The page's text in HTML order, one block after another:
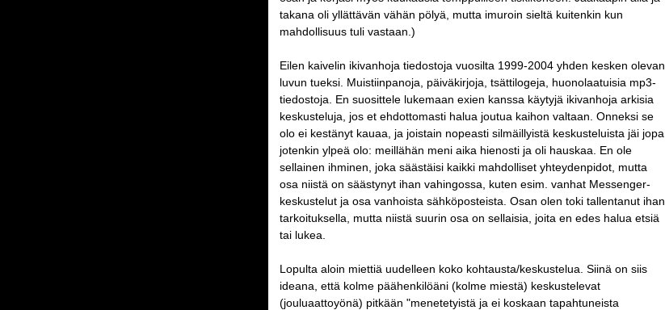
takana oli yllättävän vähän pölyä, mutta imuroin sieltä kuitenkin kun
mahdollisuus tuli vastaan.)
Eilen kaivelin ikivanhoja tiedostoja vuosilta 1999-2004 yhden kesken olevan
luvun tueksi. Muistiinpanoja, päiväkirjoja, tsättilogeja, huonolaatuisia mp3-
tiedostoja. En suosittele lukemaan exien kanssa käytyjä ikivanhoja arkisia
keskusteluja, jos et ehdottomasti halua joutua kaihon valtaan. Onneksi se
olo ei kestänyt kauaa, ja joistain nopeasti silmäillyistä keskusteluista jäi jopa
jotenkin ylpeä olo: meillähän meni aika hienosti ja oli hauskaa. En ole
sellainen ihminen, joka säästäisi kaikki mahdolliset yhteydenpidot, mutta
osa niistä on säästynyt ihan vahingossa, kuten esim. vanhat Messenger-
keskustelut ja osa vanhoista sähköposteista. Osan olen toki tallentanut ihan
tarkoituksella, mutta niistä suurin osa on sellaisia, joita en edes halua etsiä
tai lukea.
Lopulta aloin miettiä uudelleen koko kohtausta/keskustelua. Siinä on siis
ideana, että kolme päähenkilöäni (kolme miestä) keskustelevat
(jouluaattoyönä) pitkään "menetetyistä ja ei koskaan tapahtuneista